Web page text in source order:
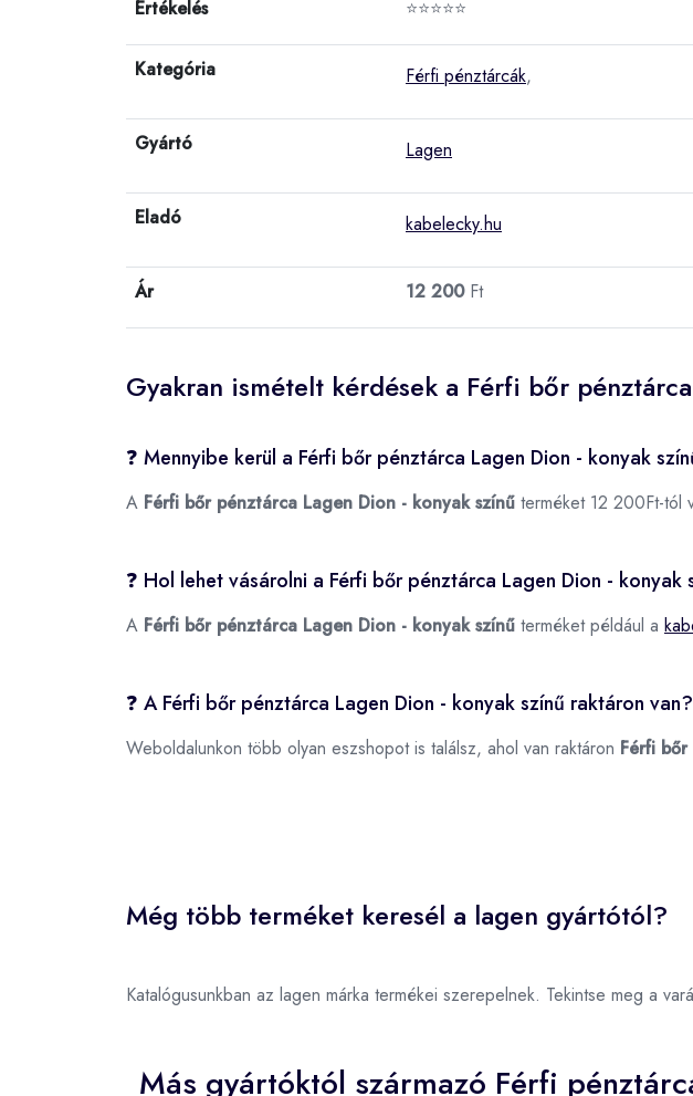
Értékelés ⭐⭐⭐⭐⭐
Kategória Férfi pénztárcák,
Gyártó Lagen
Eladó kabelecky.hu
Ár 12 200Ft
Gyakran ismételt kérdések a Férfi bőr
❓ Mennyibe kerül a Férfi bőr pénztárca Lagen Dion - konyak
A Férfi bőr pénztárca Lagen Dion - konyak színű terméket 12 200Ft-tól
❓ Hol lehet vásárolni a Férfi bőr pénztárca Lagen Dion - konyak
A Férfi bőr pénztárca Lagen Dion - konyak színű terméket például a
❓ A Férfi bőr pénztárca Lagen Dion - konyak színű raktáron van?
Weboldalunkon több olyan eszshopot is találsz, ahol van raktáron Férfi
Még több terméket keresél a lagen gyártótól?
Katalógusunkban az lagen márka termékei szerepelnek. Tekintse meg a
Más gyártóktól származó Férfi